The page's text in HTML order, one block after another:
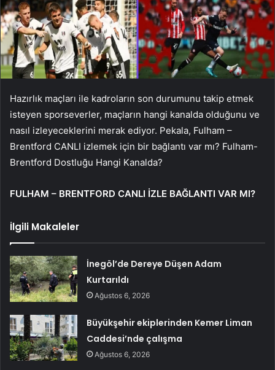
Hazırlık maçları ile kadroların son durumunu takip etmek
isteyen sporseverler, maçların hangi kanalda olduğunu ve
nasıl izleyeceklerini merak ediyor. Pekala, Fulham –
Brentford CANLI izlemek için bir bağlantı var mı? Fulham-
Brentford Dostluğu Hangi Kanalda?
FULHAM – BRENTFORD CANLI İZLE BAĞLANTI VAR MI?
İlgili Makaleler
İnegöl’de Dereye Düşen Adam
Kurtarıldı
Ağustos 6, 2026
Büyükşehir ekiplerinden Kemer Liman
Caddesi’nde çalışma
Ağustos 6, 2026